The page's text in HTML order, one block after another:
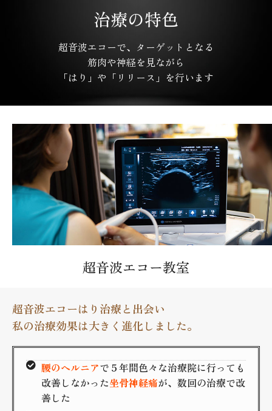
治療の特色
超音波エコーで、ターゲットとなる
筋肉や神経を見ながら
「はり」や「リリース」を行います
超音波エコー教室
超音波エコーはり治療と出会い
私の治療効果は大きく進化しました。
腰のヘルニアで５年間色々な治療院に行っても
改善しなかった坐骨神経痛が、数回の治療で改
善した